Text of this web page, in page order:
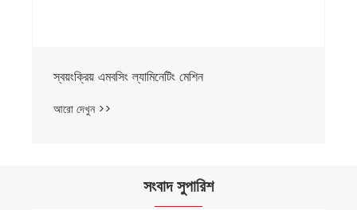
স্বয়ংক্রিয় এমবসিং ল্যামিনেটিং মেশিন
আরো দেখুন >>
সংবাদ সুপারিশ